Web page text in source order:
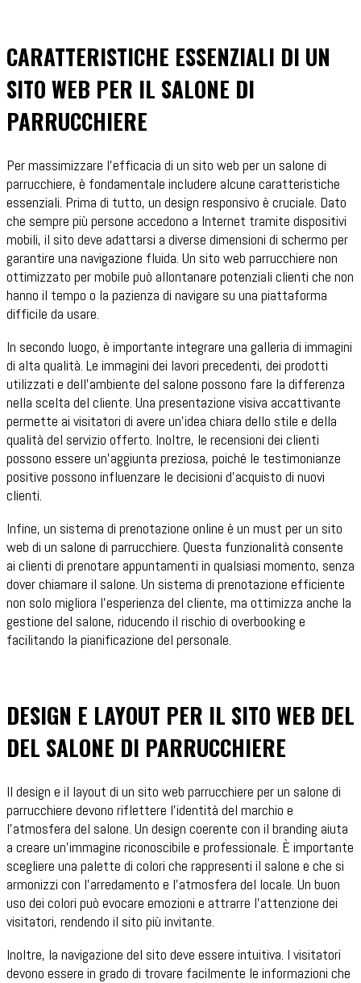
CARATTERISTICHE ESSENZIALI DI UN
SITO WEB PER IL SALONE DI
PARRUCCHIERE
Per massimizzare l'efficacia di un sito web per un salone di
parrucchiere, è fondamentale includere alcune caratteristiche
essenziali. Prima di tutto, un design responsivo è cruciale. Dato
che sempre più persone accedono a Internet tramite dispositivi
mobili, il sito deve adattarsi a diverse dimensioni di schermo per
garantire una navigazione fluida. Un sito web parrucchiere non
ottimizzato per mobile può allontanare potenziali clienti che non
hanno il tempo o la pazienza di navigare su una piattaforma
difficile da usare.
In secondo luogo, è importante integrare una galleria di immagini
di alta qualità. Le immagini dei lavori precedenti, dei prodotti
utilizzati e dell'ambiente del salone possono fare la differenza
nella scelta del cliente. Una presentazione visiva accattivante
permette ai visitatori di avere un'idea chiara dello stile e della
qualità del servizio offerto. Inoltre, le recensioni dei clienti
possono essere un'aggiunta preziosa, poiché le testimonianze
positive possono influenzare le decisioni d'acquisto di nuovi
clienti.
Infine, un sistema di prenotazione online è un must per un sito
web di un salone di parrucchiere. Questa funzionalità consente
ai clienti di prenotare appuntamenti in qualsiasi momento, senza
dover chiamare il salone. Un sistema di prenotazione efficiente
non solo migliora l'esperienza del cliente, ma ottimizza anche la
gestione del salone, riducendo il rischio di overbooking e
facilitando la pianificazione del personale.
DESIGN E LAYOUT PER IL SITO WEB DEL
DEL SALONE DI PARRUCCHIERE
Il design e il layout di un sito web parrucchiere per un salone di
parrucchiere devono riflettere l'identità del marchio e
l'atmosfera del salone. Un design coerente con il branding aiuta
a creare un'immagine riconoscibile e professionale. È importante
scegliere una palette di colori che rappresenti il salone e che si
armonizzi con l'arredamento e l'atmosfera del locale. Un buon
uso dei colori può evocare emozioni e attrarre l'attenzione dei
visitatori, rendendo il sito più invitante.
Inoltre, la navigazione del sito deve essere intuitiva. I visitatori
devono essere in grado di trovare facilmente le informazioni che